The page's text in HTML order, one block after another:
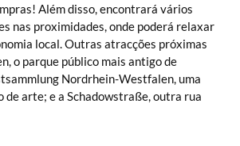
Além disso, encontrará vários
nas proximidades, onde poderá relaxar
local. Outras atracções próximas
o parque público mais antigo de
Nordrhein-Westfalen, uma
de arte; e a Schadowstraße, outra rua